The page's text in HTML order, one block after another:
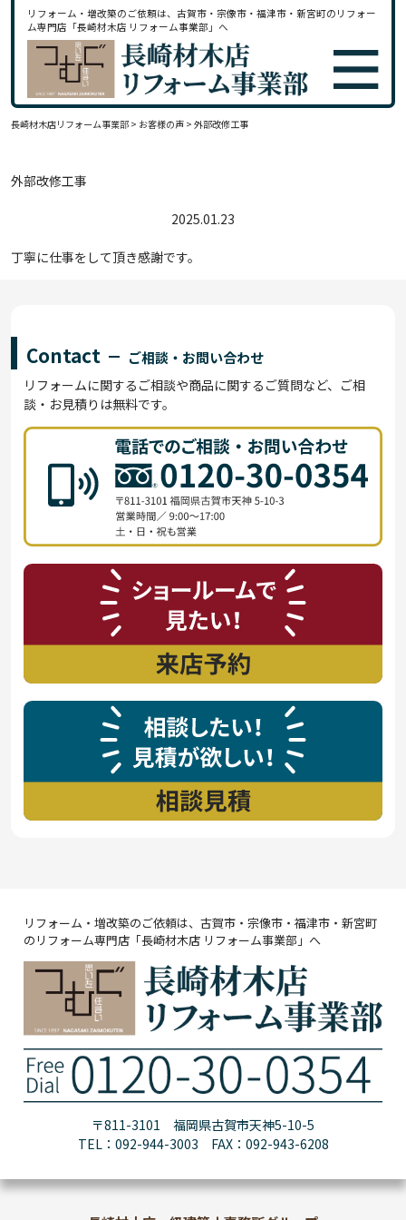
リフォーム・増改築のご依頼は、古賀市・宗像市・福津市・新宮町のリフォー
ム専門店「長崎材木店 リフォーム事業部」へ
長崎材木店リフォーム事業部 > お客様の声 > 外部改修工事
外部改修工事
2025.01.23
丁寧に仕事をして頂き感謝です。
Contact ご相談・お問い合わせ
リフォームに関するご相談や商品に関するご質問など、ご相
談・お見積りは無料です。
リフォーム・増改築のご依頼は、古賀市・宗像市・福津市・新宮町
のリフォーム専門店「長崎材木店 リフォーム事業部」へ
〒811-3101 福岡県古賀市天神5-10-5
TEL：092-944-3003 FAX：092-943-6208